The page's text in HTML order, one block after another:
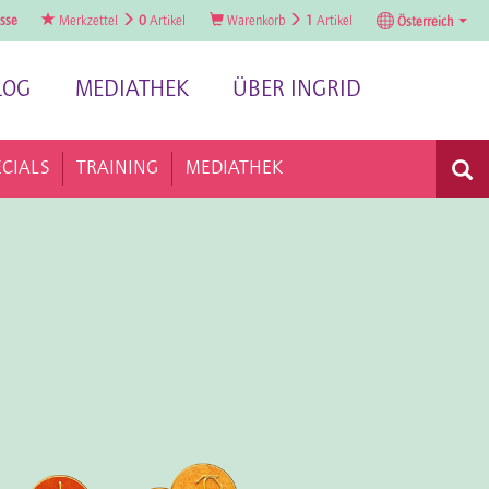
Merkzettel 0 Artikel Warenkorb 1 Artikel Österreich
MEDIATHEK ÜBER INGRID
TRAINING MEDIATHEK